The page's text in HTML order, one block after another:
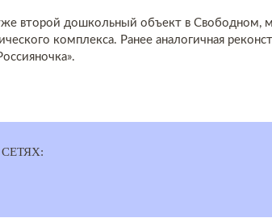
второй дошкольный объект в Свободном,
комплекса. Ранее аналогичная